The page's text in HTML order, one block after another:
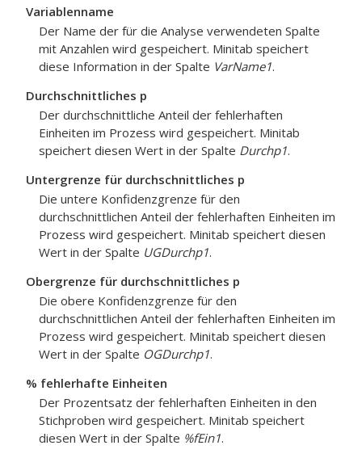
Variablenname
Der Name der für die Analyse verwendeten Spalte
mit Anzahlen wird gespeichert. Minitab speichert
diese Information in der Spalte VarName1.
Durchschnittliches p
Der durchschnittliche Anteil der fehlerhaften
Einheiten im Prozess wird gespeichert. Minitab
speichert diesen Wert in der Spalte Durchp1.
Untergrenze für durchschnittliches p
Die untere Konfidenzgrenze für den
durchschnittlichen Anteil der fehlerhaften Einheiten im
Prozess wird gespeichert. Minitab speichert diesen
Wert in der Spalte UGDurchp1.
Obergrenze für durchschnittliches p
Die obere Konfidenzgrenze für den
durchschnittlichen Anteil der fehlerhaften Einheiten im
Prozess wird gespeichert. Minitab speichert diesen
Wert in der Spalte OGDurchp1.
% fehlerhafte Einheiten
Der Prozentsatz der fehlerhaften Einheiten in den
Stichproben wird gespeichert. Minitab speichert
diesen Wert in der Spalte %fEin1.